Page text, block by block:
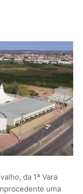
da 1ª Vara
uma